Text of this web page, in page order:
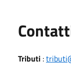
Tributi :